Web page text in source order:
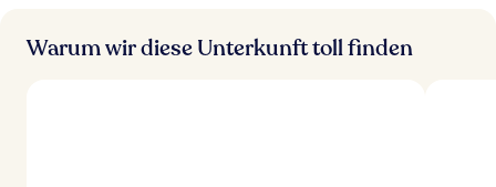
Warum wir diese Unterkunft toll finden